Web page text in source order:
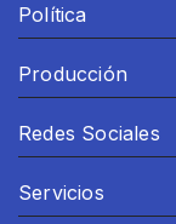
Política
Producción
Redes Sociales
Servicios